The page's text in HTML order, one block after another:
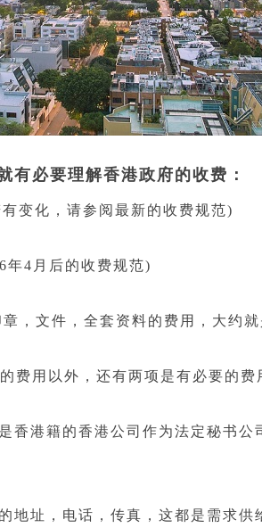
必要理解香港政府的收费：
化，请参阅最新的收费规范)
4月后的收费规范)
文件，全套资料的费用，大约就
用以外，还有两项是有必要的费
港籍的香港公司作为法定秘书公
址，电话，传真，这都是需求供